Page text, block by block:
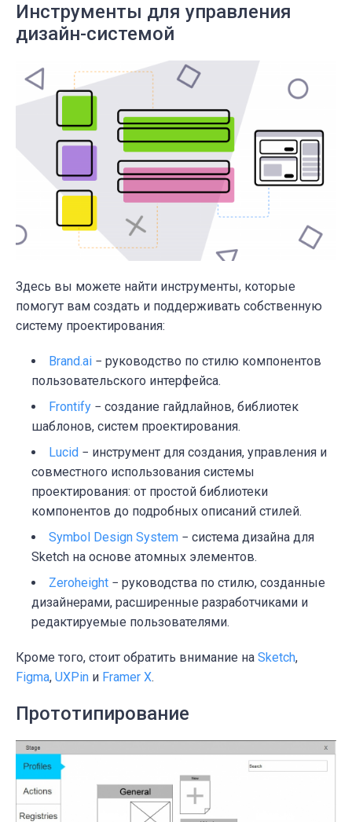
Инструменты для управления
дизайн-системой
Здесь вы можете найти инструменты, которые
помогут вам создать и поддерживать собственную
систему проектирования:
Brand.ai − руководство по стилю компонентов
пользовательского интерфейса.
Frontify − создание гайдлайнов, библиотек
шаблонов, систем проектирования.
Lucid − инструмент для создания, управления и
совместного использования системы
проектирования: от простой библиотеки
компонентов до подробных описаний стилей.
Symbol Design System − система дизайна для
Sketch на основе атомных элементов.
Zeroheight − руководства по стилю, созданные
дизайнерами, расширенные разработчиками и
редактируемые пользователями.
Кроме того, стоит обратить внимание на Sketch,
Figma, UXPin и Framer X.
Прототипирование